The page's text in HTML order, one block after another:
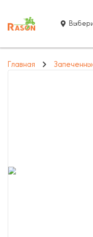
Главная